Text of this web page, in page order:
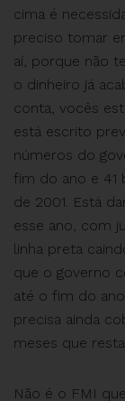
cima é
preciso tomar
aí, porque não
o dinheiro já
conta, vocês
está escrito
números do
fim do ano e 41
de 2001. Está
esse ano, com
linha preta
que o governo
até o fim do
precisa ainda
meses que
Não é o FMI